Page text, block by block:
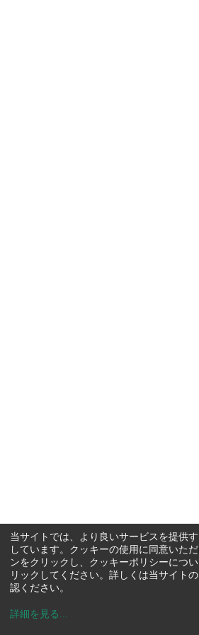
当サイトでは、より良いサービスを提供
しています。クッキーの使用に同意いた
ンをクリックし、クッキーポリシーにつ
リックしてください。詳しくは当サイトの
認ください。
詳細を見る ...